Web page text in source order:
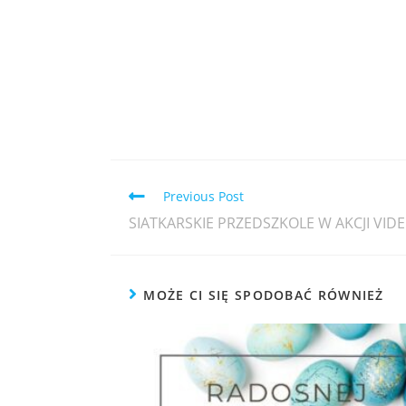
Previous Post
SIATKARSKIE PRZEDSZKOLE W AKCJI
MOŻE CI SIĘ SPODOBAĆ RÓWNIEŻ